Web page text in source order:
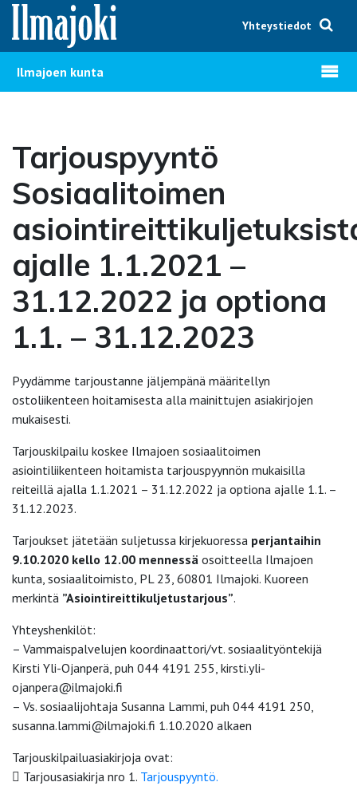
Hyppää sisältöön
Yhteystiedot
Ilmajoen kunta Avaa
Tarjouspyyntö
Sosiaalitoimen
ajalle 1.1.2021 –
31.12.2022 ja optiona
1.1. – 31.12.2023
Pyydämme tarjoustanne jäljempänä määritellyn
ostoliikenteen hoitamisesta alla mainittujen asiakirjojen
mukaisesti.
Tarjouskilpailu koskee Ilmajoen sosiaalitoimen
asiointiliikenteen hoitamista tarjouspyynnön mukaisilla
reiteillä ajalla 1.1.2021 – 31.12.2022 ja optiona ajalle 1.1. –
31.12.2023.
Tarjoukset jätetään suljetussa kirjekuoressa perjantaihin
9.10.2020 kello 12.00 mennessä osoitteella Ilmajoen
kunta, sosiaalitoimisto, PL 23, 60801 Ilmajoki. Kuoreen
merkintä ”Asiointireittikuljetustarjous”.
Yhteyshenkilöt:
– Vammaispalvelujen koordinaattori/vt. sosiaalityöntekijä
Kirsti Yli-Ojanperä, puh 044 4191 255, kirsti.yli-
ojanpera@ilmajoki.fi
– Vs. sosiaalijohtaja Susanna Lammi, puh 044 4191 250,
susanna.lammi@ilmajoki.fi 1.10.2020 alkaen
Tarjouskilpailuasiakirjoja ovat:
 Tarjousasiakirja nro 1. Tarjouspyyntö.